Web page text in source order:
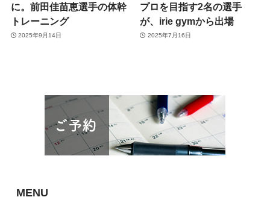
に。前田佳苗恵選手の体幹
トレーニング
2025年9月14日
プロを目指す2名の選手
が、irie gymから出場
2025年7月16日
MENU